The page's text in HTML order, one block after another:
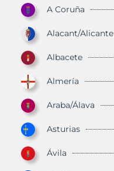
A Coruña
Alacant/Alicante
Albacete
Almería
Araba/Álava
Asturias
Ávila